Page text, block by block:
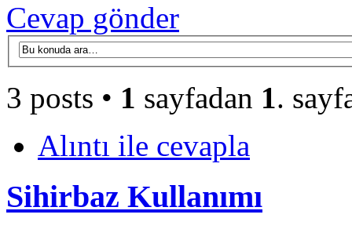
Cevap gönder
3 posts • 1 sayfadan 1.
Alıntı ile cevapla
Sihirbaz Kullanımı